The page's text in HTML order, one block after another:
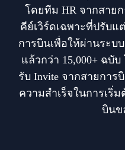
โดยทีม HR จากสาย
คีย์เวิร์ดเฉพาะที่ปรับแ
การบินเพื่อให้ผ่านระบ
แล้วกว่า 15,000+ ฉบั
รับ Invite จากสายการ
ความสำเร็จในการเริ่
บินข